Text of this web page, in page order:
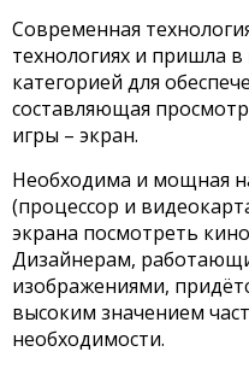
Современная
технологиях и пришла
категорией для
составляющая
игры – экран.
Необходима и мощная
(процессор и
экрана посмотреть
Дизайнерам,
изображениями,
высоким значением
необходимости.